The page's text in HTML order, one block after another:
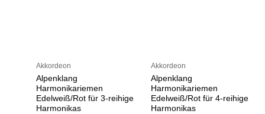
Akkordeon
Alpenklang
Harmonikariemen
Edelweiß/Rot für 3-reihige
Harmonikas
Akkordeon
Alpenklang
Harmonikariemen
Edelweiß/Rot für 4-reihige
Harmonikas